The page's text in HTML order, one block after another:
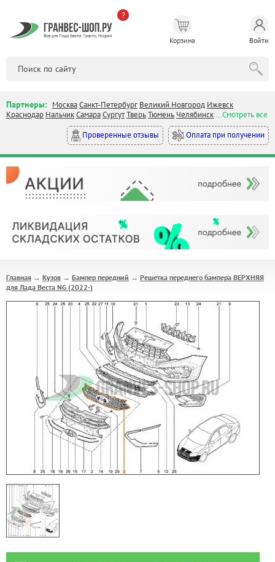
?
Корзина Войти
Партнеры: МоскваСанкт-Петербург Великий Новгород Ижевск
Краснодар НальчикСамараСургутТверьТюмень Челябинск...Смотреть все
Проверенные отзывы
Оплата при получении
Главная → Кузов → Бампер передний → Решетка переднего бампера ВЕРХНЯЯ
для Лада Веста NG (2022-)